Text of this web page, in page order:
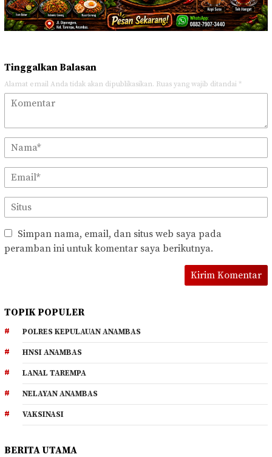
Tinggalkan Balasan
Alamat email Anda tidak akan dipublikasikan. Ruas yang wajib ditandai *
Simpan nama, email, dan situs web saya pada
peramban ini untuk komentar saya berikutnya.
TOPIK POPULER
POLRES KEPULAUAN ANAMBAS
HNSI ANAMBAS
LANAL TAREMPA
NELAYAN ANAMBAS
VAKSINASI
BERITA UTAMA